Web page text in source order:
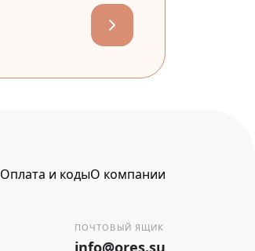
Оплата и кодыО компании
ПОЧТОВЫЙ ЯЩИК
info@ores.su